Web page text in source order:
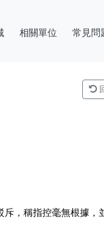
相關單位 常見問
，稱指控毫無根據，